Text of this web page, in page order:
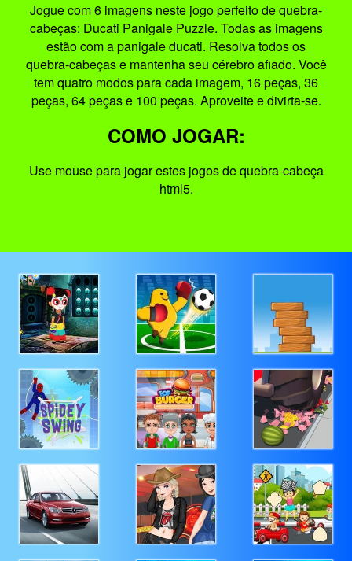
Jogue com 6 imagens neste jogo perfeito de quebra-
cabeças: Ducati Panigale Puzzle. Todas as imagens
estão com a panigale ducati. Resolva todos os
quebra-cabeças e mantenha seu cérebro afiado. Você
tem quatro modos para cada imagem, 16 peças, 36
peças, 64 peças e 100 peças. Aproveite e divirta-se.
COMO JOGAR:
Use mouse para jogar estes jogos de quebra-cabeça
html5.